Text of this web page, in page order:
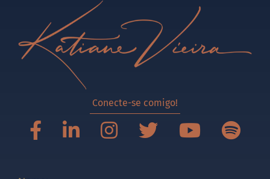
Conecte-se comigo!